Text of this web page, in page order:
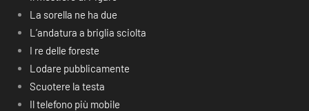
La sorella ne ha due
L’andatura a briglia sciolta
I re delle foreste
Lodare pubblicamente
Scuotere la testa
Il telefono più mobile